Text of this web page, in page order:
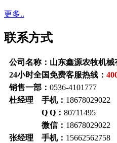
更多..
联系方式
公司名称：山东鑫源农牧机械
24小时全国免费客服热线：
销售一部： 0536-4101777
杜经理 手机： 18678029022
Q Q： 80711495
微信： 18678029022
张经理 手机： 15662562758